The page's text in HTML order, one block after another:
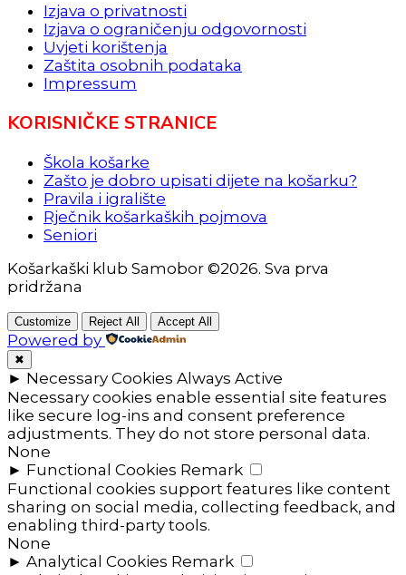
Izjava o privatnosti
Izjava o ograničenju odgovornosti
Uvjeti korištenja
Zaštita osobnih podataka
Impressum
KORISNIČKE STRANICE
Škola košarke
Zašto je dobro upisati dijete na košarku?
Pravila i igralište
Rječnik košarkaških pojmova
Seniori
Košarkaški klub Samobor ©2026. Sva prva
pridržana
Customize Reject All Accept All
Powered by
✖
► Necessary Cookies Always Active
Necessary cookies enable essential site features
like secure log-ins and consent preference
adjustments. They do not store personal data.
None
► Functional Cookies Remark
Functional cookies support features like content
sharing on social media, collecting feedback, and
enabling third-party tools.
None
► Analytical Cookies Remark